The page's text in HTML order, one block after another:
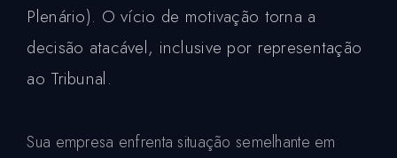
Plenário). O vício de motivação torna a
decisão atacável, inclusive por representação
ao Tribunal.
Sua empresa enfrenta situação semelhante em